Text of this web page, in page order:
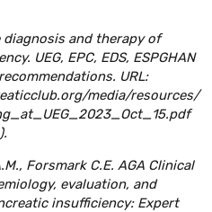
diagnosis and therapy of
UEG, EPC, EDS, ESPGHAN
URL:
media/resources/
Forsmark C.E. AGA Clinical
evaluation, and
insufficiency: Expert